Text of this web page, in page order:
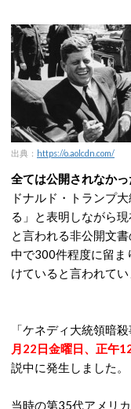
出典： https://o.aolcdn.com/
全ては公開されなか
ドナルド・トランプ
る」と表明しながら
と言われる非公開文
中で300件程度に留ま
けていると言われてい
「ケネディ大統領暗
月22日金曜日、正午
説中に発生しました。
当時の第35代アメリ